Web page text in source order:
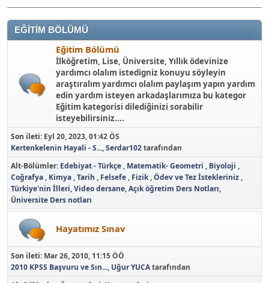
EĞİTİM BÖLÜMÜ
Eğitim Bölümü
İlköğretim, Lise, Üniversite, Yıllık ödevinize
yardımcı olalım istedigniz konuyu söyleyin
araştıralım yardımcı olalım paylaşım yapın yardım
edin yardım isteyen arkadaşlarımıza bu kategor
Eğitim kategorisi dilediğinizi sorabilir
isteyebilirsiniz....
Son ileti: Eyl 20, 2023, 01:42 ÖS
Kertenkelenin Hayali - S...,Serdar102tarafından
Alt-Bölümler Edebiyat - Türkçe Matematik- Geometri
Biyoloji
Coğrafya Kimya Tarih Felsefe Fizik Ödev ve Tez İstekleriniz
Türkiye'nin İlleri Video dersane Açık öğretim Ders Notları
Üniversite Ders notları
Hayatımız Sınav
Son ileti: Mar 26, 2010, 11:15 ÖÖ
2010 KPSS Başvuru ve Sın..., Uğur YUCAtarafından